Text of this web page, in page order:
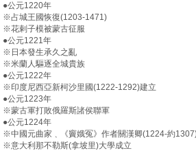
●公元1220年
※占城王國恢復(1203-1471)
※花剌子模被蒙古征服
●公元1221年
※日本發生承久之亂
※米蘭人驅逐全城貴族
●公元1222年
※印度尼西亞新柯沙里國(1222-1292)建立
●公元1223年
※蒙古軍打敗俄羅斯諸侯聯軍
●公元1224年
※中國元曲家﹑《竇娥冤》作者關漢卿(1224-約
※意大利那不勒斯(拿坡里)大學成立